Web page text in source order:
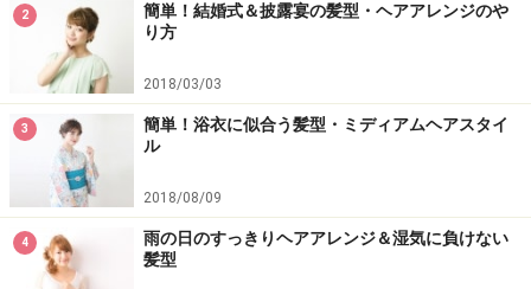
2
簡単！結婚式＆披露宴の髪型・ヘアアレンジのや
り方
2018/03/03
3
簡単！浴衣に似合う髪型・ミディアムヘアスタイ
ル
2018/08/09
4
雨の日のすっきりヘアアレンジ＆湿気に負けない
髪型